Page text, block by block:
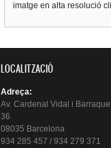
imatge en alta resolució
LOCALITZACIÓ
Adreça:
Av. Cardenal Vidal i
36
08035 Barcelona
934 285 457 / 934 279 371